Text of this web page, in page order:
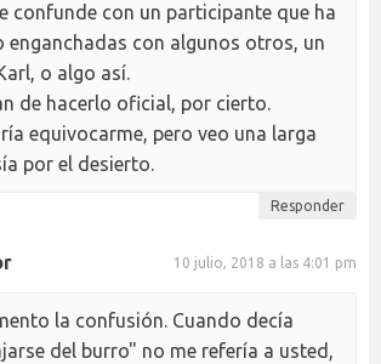
confunde con un participante que ha
enganchadas con algunos otros, un
o algo así.
de hacerlo oficial, por cierto.
equivocarme, pero veo una larga
por el desierto.
Responder
10 julio, 2018 a las 4:01 pm
la confusión. Cuando decía
del burro" no me refería a usted,